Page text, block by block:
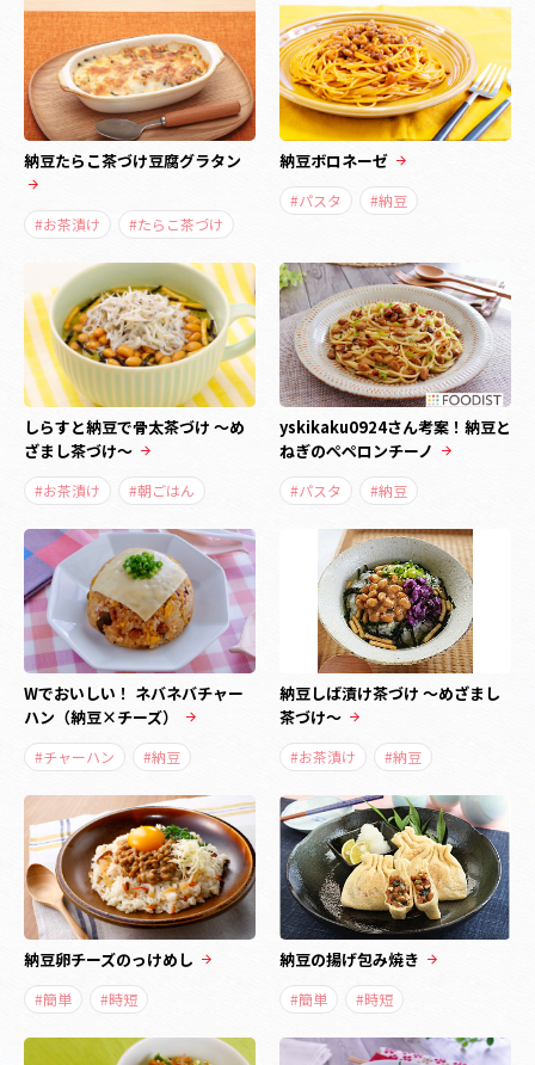
納豆たらこ茶づけ豆腐グラタン
#お茶漬け #たらこ茶づけ
納豆ボロネーゼ
#パスタ #納豆
しらすと納豆で骨太茶づけ ～め
ざまし茶づけ～
#お茶漬け #朝ごはん
yskikaku0924さん考案！納豆と
ねぎのぺペロンチーノ
#パスタ #納豆
Wでおいしい！ ネバネバチャー
ハン（納豆×チーズ）
#チャーハン #納豆
納豆しば漬け茶づけ ～めざまし
茶づけ～
#お茶漬け #納豆
納豆卵チーズのっけめし
#簡単 #時短
納豆の揚げ包み焼き
#簡単 #時短